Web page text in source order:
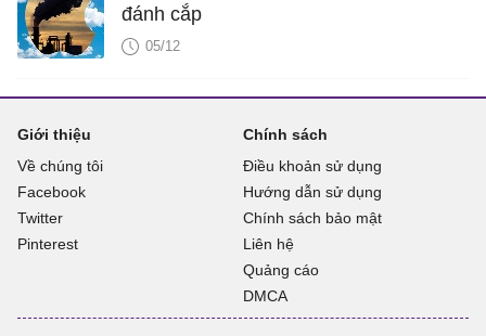
đánh cắp
05/12
Giới thiệu
Về chúng tôi
Facebook
Twitter
Pinterest
Chính sách
Điều khoản sử dụng
Hướng dẫn sử dụng
Chính sách bảo mật
Liên hệ
Quảng cáo
DMCA